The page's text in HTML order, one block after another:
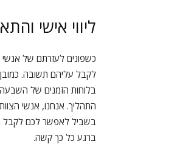
ליווי אישי
כשפונים לעזרתם של
לקבל עליהם תשובה.
בלוחות הזמנים של
התהליך. אנחנו, אנשי
בשביל לאפשר לכם לקבל
ברגע כל כך קשה.